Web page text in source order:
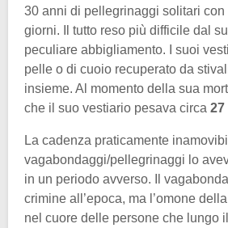
30 anni di pellegrinaggi solitari
giorni. Il tutto reso più difficile dal
peculiare abbigliamento. I suoi
pelle o di cuoio recuperato da
insieme. Al momento della sua
che il suo vestiario pesava circa 27
La cadenza praticamente
vagabondaggi/pellegrinaggi lo
in un periodo avverso. Il
crimine all’epoca, ma l’omone
nel cuore delle persone che lungo